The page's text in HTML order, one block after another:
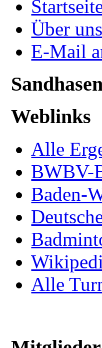
Über uns
E-Mail
Weblinks
Alle
BWBV-
Baden-
Alle